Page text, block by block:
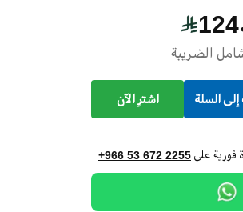
الضريبة
السلة اشترِ الآن
على +966 53 672 2255